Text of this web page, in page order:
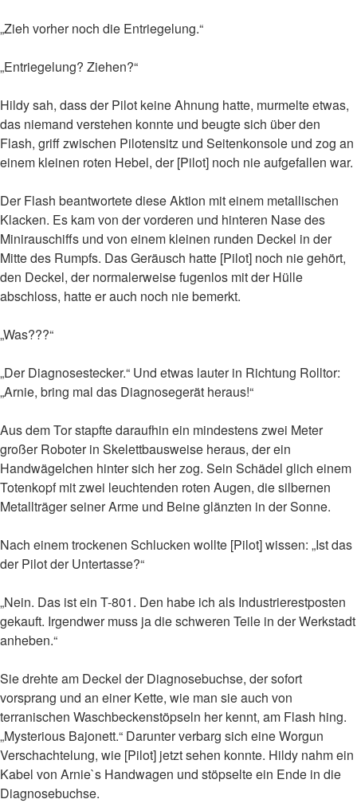
„Zieh vorher noch die Entriegelung.“
„Entriegelung? Ziehen?“
Hildy sah, dass der Pilot keine Ahnung hatte, murmelte etwas,
das niemand verstehen konnte und beugte sich über den
Flash, griff zwischen Pilotensitz und Seitenkonsole und zog an
einem kleinen roten Hebel, der [Pilot] noch nie aufgefallen war.
Der Flash beantwortete diese Aktion mit einem metallischen
Klacken. Es kam von der vorderen und hinteren Nase des
Minirauschiffs und von einem kleinen runden Deckel in der
Mitte des Rumpfs. Das Geräusch hatte [Pilot] noch nie gehört,
den Deckel, der normalerweise fugenlos mit der Hülle
abschloss, hatte er auch noch nie bemerkt.
„Was???“
„Der Diagnosestecker.“ Und etwas lauter in Richtung Rolltor:
„Arnie, bring mal das Diagnosegerät heraus!“
Aus dem Tor stapfte daraufhin ein mindestens zwei Meter
großer Roboter in Skelettbausweise heraus, der ein
Handwägelchen hinter sich her zog. Sein Schädel glich einem
Totenkopf mit zwei leuchtenden roten Augen, die silbernen
Metallträger seiner Arme und Beine glänzten in der Sonne.
Nach einem trockenen Schlucken wollte [Pilot] wissen: „Ist das
der Pilot der Untertasse?“
„Nein. Das ist ein T-801. Den habe ich als Industrierestposten
gekauft. Irgendwer muss ja die schweren Teile in der Werkstadt
anheben.“
Sie drehte am Deckel der Diagnosebuchse, der sofort
vorsprang und an einer Kette, wie man sie auch von
terranischen Waschbeckenstöpseln her kennt, am Flash hing.
„Mysterious Bajonett.“ Darunter verbarg sich eine Worgun
Verschachtelung, wie [Pilot] jetzt sehen konnte. Hildy nahm ein
Kabel von Arnie`s Handwagen und stöpselte ein Ende in die
Diagnosebuchse.